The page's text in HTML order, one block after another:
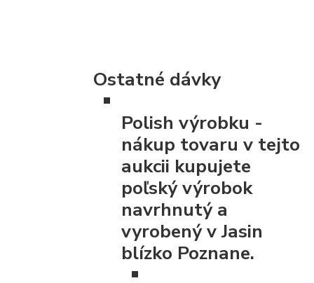
Ostatné dávky
Polish výrobku -
nákup tovaru v tejto
aukcii kupujete
poľský výrobok
navrhnutý a
vyrobený v Jasin
blízko Poznane.